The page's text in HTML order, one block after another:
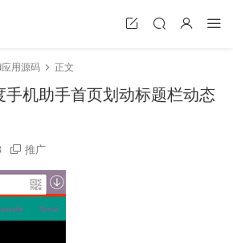
用源码 正文
机助手首页划动标题栏动态
推广